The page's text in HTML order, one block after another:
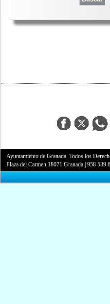
Ayuntamiento de Granada. Todos los
Plaza del Carmen,18071 Granada |958 539